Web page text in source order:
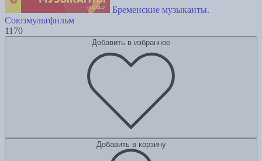
Бременские музыканты.
Союзмультфильм
1170
Добавить в избранное
Добавить в корзину